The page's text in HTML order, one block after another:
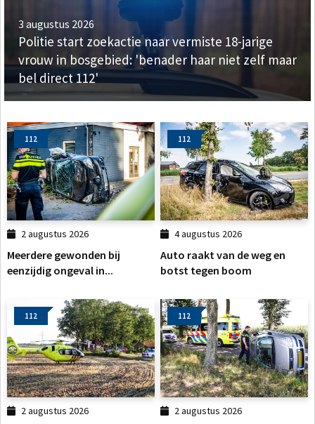
3 augustus 2026
Politie start zoekactie naar vermiste 18-jarige
vrouw in bosgebied: 'benader haar niet zelf maar
bel direct 112'
112
2 augustus 2026
Meerdere gewonden bij
eenzijdig ongeval in...
112
4 augustus 2026
Auto raakt van de weg en
botst tegen boom
112
2 augustus 2026
112
2 augustus 2026